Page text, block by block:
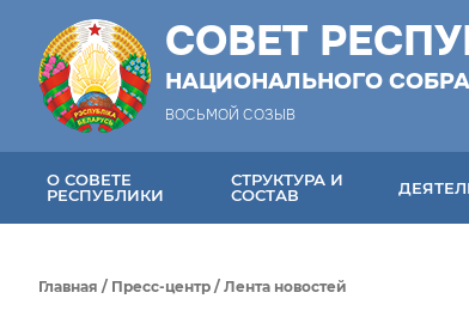
СОВЕТ
НАЦИОНАЛЬНОГО
ВОСЬМОЙ СОЗЫВ
О СОВЕТЕ
РЕСПУБЛИКИ
СТРУКТУРА И
СОСТАВ
Главная / Пресс-центр / Лента новостей